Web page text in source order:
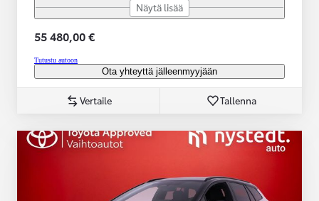
Näytä lisää
55 480,00 €
Tutustu autoon
Ota yhteyttä jälleenmyyjään
Vertaile Tallenna